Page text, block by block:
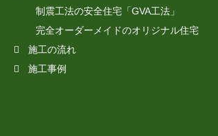
制震工法の安全住宅「GVA工法」
完全オーダーメイドのオリジナル住宅
施工の流れ
施工事例